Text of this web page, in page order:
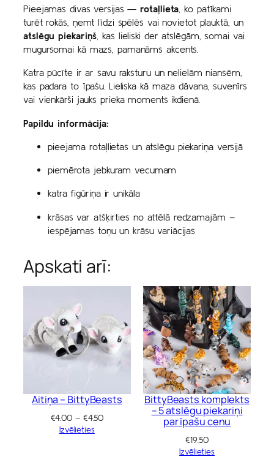
g
h
€
4
.
5
0
Pieejamas divas versijas —rotaļlieta , ko patīkami
turēt rokās, ņemt līdzi spēlēs vai novietot plauktā, un
atslēgu piekariņš , kas lieliski der atslēgām, somai vai
mugursomai kā mazs, pamanāms akcents.
Katra pūcīte ir ar savu raksturu un nelielām niansēm,
kas padara to īpašu. Lieliska kā maza dāvana, suvenīrs
vai vienkārši jauks prieka moments ikdienā.
Papildu informācija:
pieejama rotaļlietas un atslēgu piekariņa versijā
piemērota jebkuram vecumam
katra figūriņa ir unikāla
krāsas var atšķirties no attēlā redzamajām –
iespējamas toņu un krāsu variācijas
Apskati arī:
Aitiņa – BittyBeasts
€4.00 – €4.50Price
Izvēlieties
BittyBeasts komplekts
– 5 atslēgu piekariņi
par īpašu cenu
€19.50
Izvēlieties